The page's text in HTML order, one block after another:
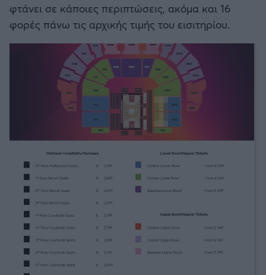
φτάνει σε κάποιες περιπτώσεις, ακόμα και 16
φορές πάνω τις αρχικής τιμής του εισιτηρίου.